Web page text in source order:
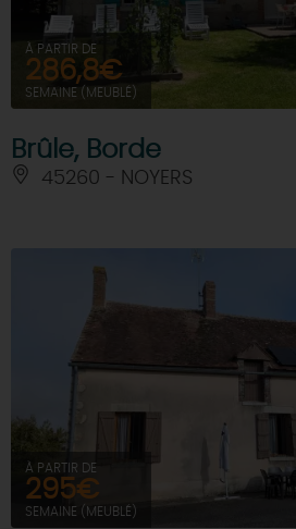
À PARTIR DE
286,8€
SEMAINE (MEUBLÉ)
Brûle, Borde
45260 - NOYERS
À PARTIR DE
295€
SEMAINE (MEUBLÉ)